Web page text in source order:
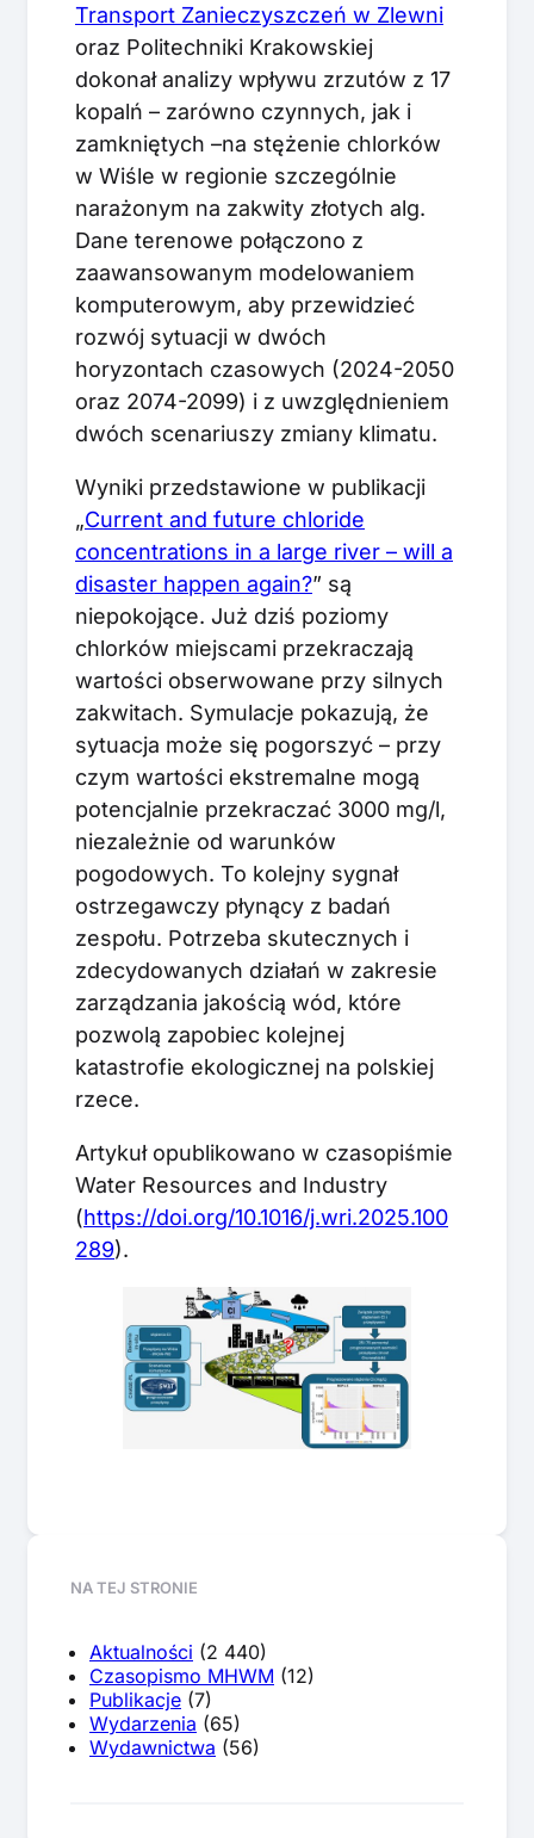
Transport Zanieczyszczeń w Zlewni
oraz Politechniki Krakowskiej
dokonał analizy wpływu zrzutów z 17
kopalń – zarówno czynnych, jak i
zamkniętych –na stężenie chlorków
w Wiśle w regionie szczególnie
narażonym na zakwity złotych alg.
Dane terenowe połączono z
zaawansowanym modelowaniem
komputerowym, aby przewidzieć
rozwój sytuacji w dwóch
horyzontach czasowych (2024-2050
oraz 2074-2099) i z uwzględnieniem
dwóch scenariuszy zmiany klimatu.
Wyniki przedstawione w publikacji
„Current and future chloride
concentrations in a large river – will a
disaster happen again?” są
niepokojące. Już dziś poziomy
chlorków miejscami przekraczają
wartości obserwowane przy silnych
zakwitach. Symulacje pokazują, że
sytuacja może się pogorszyć – przy
czym wartości ekstremalne mogą
potencjalnie przekraczać 3000 mg/l,
niezależnie od warunków
pogodowych. To kolejny sygnał
ostrzegawczy płynący z badań
zespołu. Potrzeba skutecznych i
zdecydowanych działań w zakresie
zarządzania jakością wód, które
pozwolą zapobiec kolejnej
katastrofie ekologicznej na polskiej
rzece.
Artykuł opublikowano w czasopiśmie
Water Resources and Industry
(https://doi.org/10.1016/j.wri.2025.100
289).
NA TEJ STRONIE
Aktualności (2 440)
Czasopismo MHWM (12)
Publikacje (7)
Wydarzenia (65)
Wydawnictwa (56)